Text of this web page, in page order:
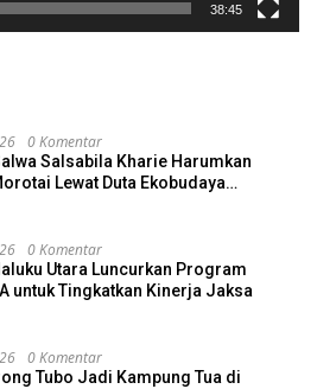
38:45
0 Komentar
Salsabila Kharie Harumkan
Lewat Duta Ekobudaya
0 Komentar
Utara Luncurkan Program
untuk Tingkatkan Kinerja Jaksa
0 Komentar
Tubo Jadi Kampung Tua di